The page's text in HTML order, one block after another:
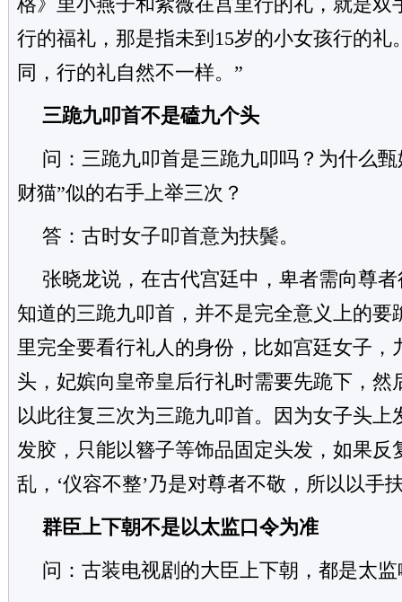
格》里小燕子和紫薇在宫里行的礼，就是双
行的福礼，那是指未到15岁的小女孩行的礼
同，行的礼自然不一样。”
三跪九叩首不是磕九个头
问：三跪九叩首是三跪九叩吗？为什么
财猫”似的右手上举三次？
答：古时女子叩首意为扶鬓。
张晓龙说，在古代宫廷中，卑者需向尊
知道的三跪九叩首，并不是完全意义上的要
里完全要看行礼人的身份，比如宫廷女子，
头，妃嫔向皇帝皇后行礼时需要先跪下，然
以此往复三次为三跪九叩首。因为女子头上
发胶，只能以簪子等饰品固定头发，如果反
乱，‘仪容不整’乃是对尊者不敬，所以以手
群臣上下朝不是以太监口令为准
问：古装电视剧的大臣上下朝，都是太